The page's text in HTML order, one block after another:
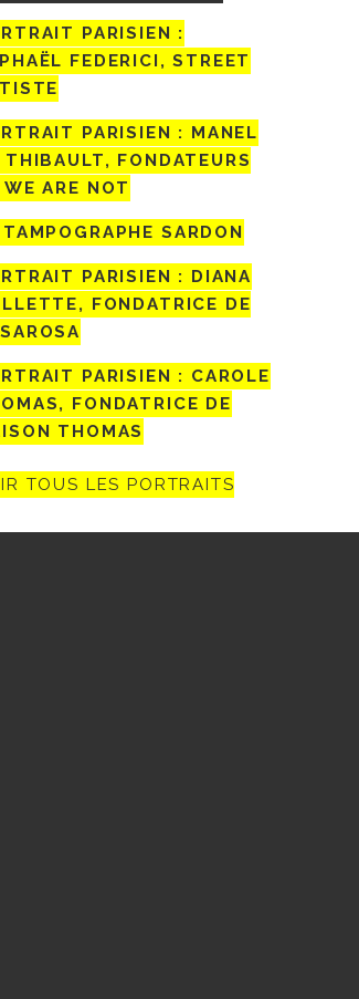
PARISIEN :
FEDERICI, STREET
PARISIEN : MANEL
THIBAULT, FONDATEURS
WE ARE NOT
SARDON
PARISIEN : DIANA
FONDATRICE DE
PARISIEN : CAROLE
FONDATRICE DE
THOMAS
TOUS LES PORTRAITS